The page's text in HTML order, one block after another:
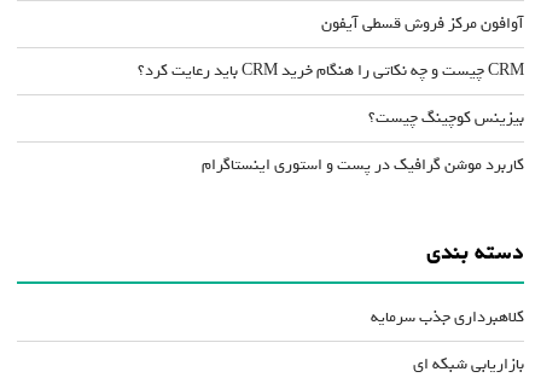
آوافون مرکز فروش قسطی آیفون
CRM چیست و چه نکاتی را هنگام خرید CRM باید رعایت کرد؟
بیزینس کوچینگ چیست؟
کاربرد موشن گرافیک در پست و استوری اینستاگرام
دسته بندی
کلاهبرداری جذب سرمایه
بازاریابی شبکه ای